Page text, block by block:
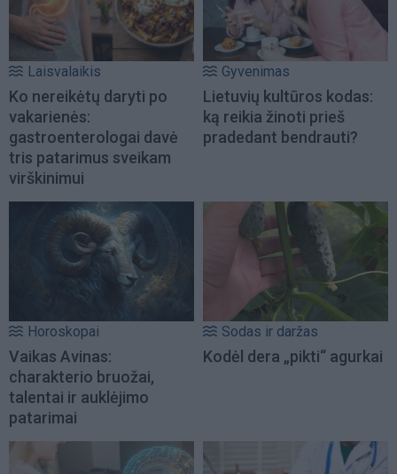
Laisvalaikis
Ko nereikėtų daryti po
vakarienės:
gastroenterologai davė
tris patarimus sveikam
virškinimui
Gyvenimas
Lietuvių kultūros kodas:
ką reikia žinoti prieš
pradedant bendrauti?
Horoskopai
Vaikas Avinas:
charakterio bruožai,
talentai ir auklėjimo
patarimai
Sodas ir daržas
Kodėl dera „pikti“ agurkai